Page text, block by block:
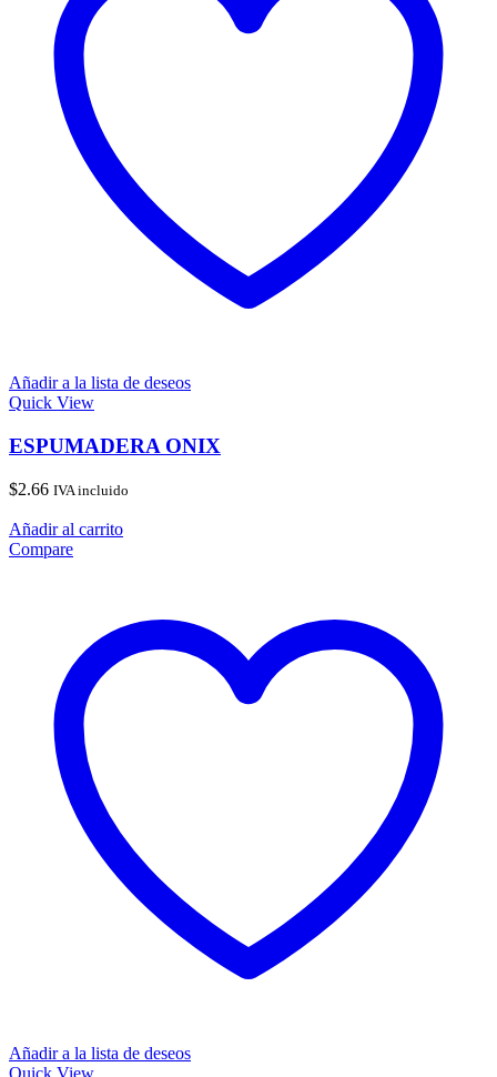
Añadir a la lista de deseos
Quick View
ESPUMADERA ONIX
$2.66 IVA incluido
Añadir al carrito
Compare
Añadir a la lista de deseos
Quick View